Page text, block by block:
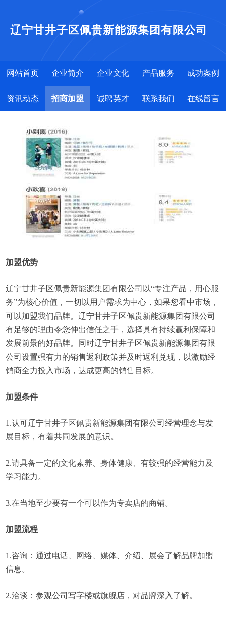
辽宁甘井子区佩贵新能源集团有限公司
网站首页 企业简介 企业文化 产品服务 成功案例
资讯动态 招商加盟 诚聘英才 联系我们 在线留言
加盟优势
辽宁甘井子区佩贵新能源集团有限公司以“专注产品，用心服
务”为核心价值，一切以用户需求为中心，如果您看中市场，
可以加盟我们品牌。辽宁甘井子区佩贵新能源集团有限公司
有足够的理由令您伸出信任之手，选择具有持续赢利保障和
发展前景的好品牌。同时辽宁甘井子区佩贵新能源集团有限
公司设置强有力的销售返利政策并及时返利兑现，以激励经
销商全力投入市场，达成更高的销售目标。
加盟条件
1.认可辽宁甘井子区佩贵新能源集团有限公司经营理念与发
展目标，有着共同发展的意识。
2.请具备一定的文化素养、身体健康、有较强的经营能力及
学习能力。
3.在当地至少要有一个可以作为专卖店的商铺。
加盟流程
1.咨询：通过电话、网络、媒体、介绍、展会了解品牌加盟
信息。
2.洽谈：参观公司写字楼或旗舰店，对品牌深入了解。